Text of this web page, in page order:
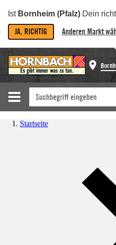
Ist Bornheim (Pfalz) Dein
JA, RICHTIG Anderen Markt
Startseite